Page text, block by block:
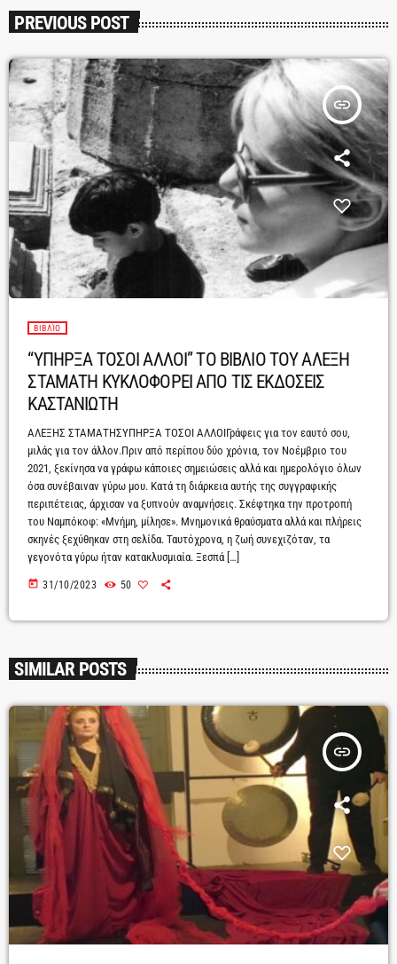
PREVIOUS POST
insert_link
ΒΙΒΛΊΟ
“ΥΠΗΡΞΑ ΤΟΣΟΙ ΑΛΛΟΙ” ΤΟ ΒΙΒΛΙΟ ΤΟΥ ΑΛΕΞΗ
ΣΤΑΜΑΤΗ ΚΥΚΛΟΦΟΡΕΙ ΑΠΟ ΤΙΣ ΕΚΔΟΣΕΙΣ
ΚΑΣΤΑΝΙΩΤΗ
ΑΛΕΞΗΣ ΣΤΑΜΑΤΗΣΥΠΗΡΞΑ ΤΟΣΟΙ ΑΛΛΟΙΓράφεις για τον εαυτό σου,
μιλάς για τον άλλον.Πριν από περίπου δύο χρόνια, τον Νοέμβριο του
2021, ξεκίνησα να γράφω κάποιες σημειώσεις αλλά και ημερολόγιο όλων
όσα συνέβαιναν γύρω μου. Κατά τη διάρκεια αυτής της συγγραφικής
περιπέτειας, άρχισαν να ξυπνούν αναμνήσεις. Σκέφτηκα την προτροπή
του Ναμπόκοφ: «Μνήμη, μίλησε». Μνημονικά θραύσματα αλλά και πλήρεις
σκηνές ξεχύθηκαν στη σελίδα. Ταυτόχρονα, η ζωή συνεχιζόταν, τα
γεγονότα γύρω ήταν κατακλυσμιαία. Ξεσπά […]
today 31/10/2023 50
SIMILAR POSTS
insert_link